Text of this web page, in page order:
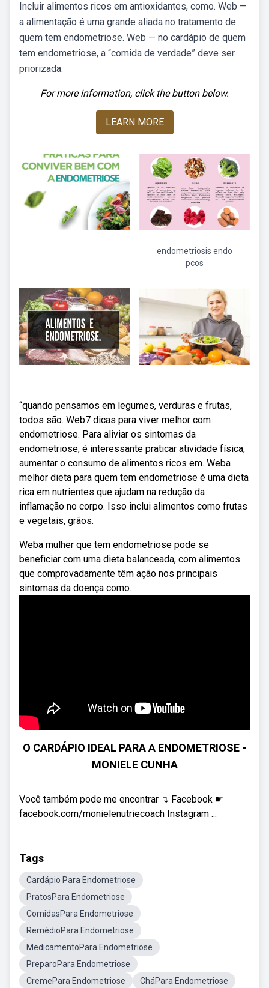
Incluir alimentos ricos em antioxidantes, como. Web —
a alimentação é uma grande aliada no tratamento de
quem tem endometriose. Web — no cardápio de quem
tem endometriose, a “comida de verdade” deve ser
priorizada.
For more information, click the button below.
LEARN MORE
endometriosis endo
pcos
“quando pensamos em legumes, verduras e frutas,
todos são. Web7 dicas para viver melhor com
endometriose. Para aliviar os sintomas da
endometriose, é interessante praticar atividade física,
aumentar o consumo de alimentos ricos em. Weba
melhor dieta para quem tem endometriose é uma dieta
rica em nutrientes que ajudam na redução da
inflamação no corpo. Isso inclui alimentos como frutas
e vegetais, grãos.
Weba mulher que tem endometriose pode se
beneficiar com uma dieta balanceada, com alimentos
que comprovadamente têm ação nos principais
sintomas da doença como.
O CARDÁPIO IDEAL PARA A ENDOMETRIOSE -
MONIELE CUNHA
Você também pode me encontrar ↴ Facebook ☛
facebook.com/monielenutriecoach Instagram ...
Tags
Cardápio Para Endometriose
PratosPara Endometriose
ComidasPara Endometriose
RemédioPara Endometriose
MedicamentoPara Endometriose
PreparoPara Endometriose
CremePara Endometriose
CháPara Endometriose